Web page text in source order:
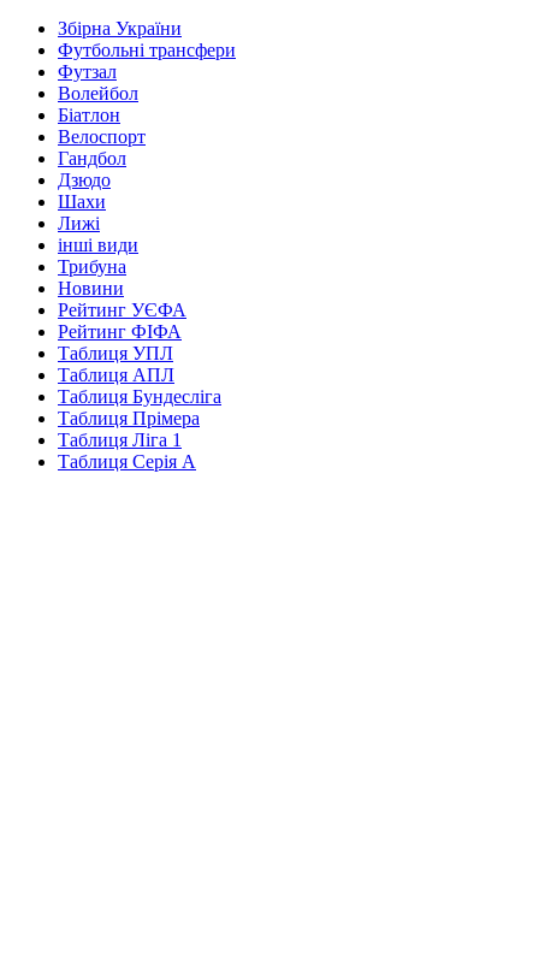
Збірна України
Футбольні трансфери
Футзал
Волейбол
Біатлон
Велоспорт
Гандбол
Дзюдо
Шахи
Лижі
інші види
Трибуна
Новини
Рейтинг УЄФА
Рейтинг ФІФА
Таблиця УПЛ
Таблиця АПЛ
Таблиця Бундесліга
Таблиця Прімера
Таблиця Ліга 1
Таблиця Серія А